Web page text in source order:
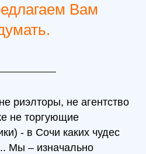
Вам
риэлторы, не агентство
не торгующие
- в Сочи каких чудес
Мы – изначально